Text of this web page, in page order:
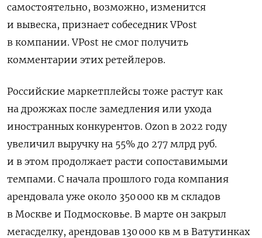
самостоятельно, возможно, изменится
и вывеска, признает собеседник VPost
в компании. VPost не смог получить
комментарии этих ретейлеров.
Российские маркетплейсы тоже растут как
на дрожжах после замедления или ухода
иностранных конкурентов. Ozon в 2022 году
увеличил выручку на 55% до 277 млрд руб.
и в этом продолжает расти сопоставимыми
темпами. С начала прошлого года компания
арендовала уже около 350 000 кв м складов
в Москве и Подмосковье. В марте он закрыл
мегасделку, арендовав 130 000 кв м в Ватутинках